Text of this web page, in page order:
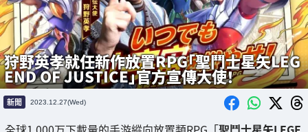
狩野英孝就任新作放置RPG「聖鬥士星矢LEG
END OF JUSTICE」官方宣傳大使！
新聞 2023.12.27(Wed)